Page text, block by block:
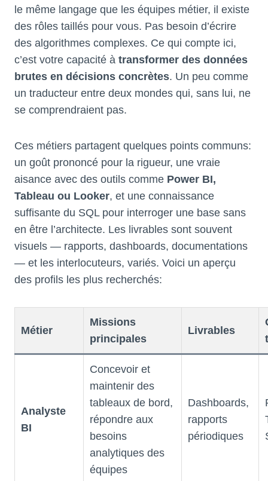
le même langage que les équipes métier, il existe
des rôles taillés pour vous. Pas besoin d’écrire
des algorithmes complexes. Ce qui compte ici,
c’est votre capacité à transformer des données
brutes en décisions concrètes. Un peu comme
un traducteur entre deux mondes qui, sans lui, ne
se comprendraient pas.
Ces métiers partagent quelques points communs:
un goût prononcé pour la rigueur, une vraie
aisance avec des outils comme Power BI,
Tableau ou Looker, et une connaissance
suffisante du SQL pour interroger une base sans
en être l’architecte. Les livrables sont souvent
visuels — rapports, dashboards, documentations
— et les interlocuteurs, variés. Voici un aperçu
des profils les plus recherchés:
Métier
Missions
principales
Livrables
Analyste
BI
Concevoir et
maintenir des
tableaux de bord,
répondre aux
besoins
analytiques des
équipes
Dashboards,
rapports
périodiques